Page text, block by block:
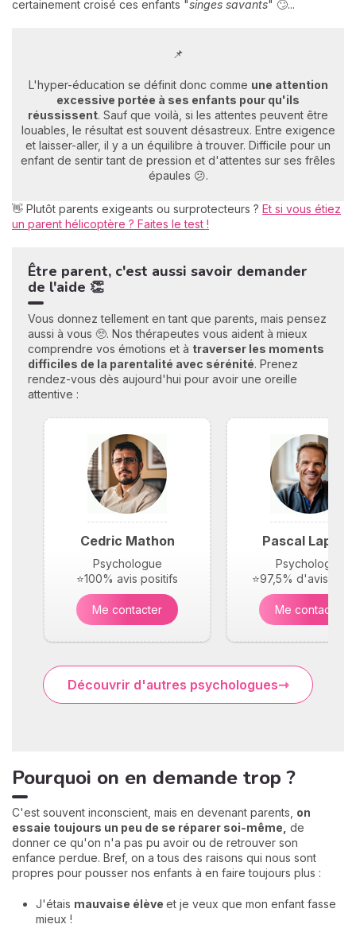
certainement croisé ces enfants "singes savants" 🙄...
📌
L'hyper-éducation se définit donc comme une attention
excessive portée à ses enfants pour qu'ils
réussissent. Sauf que voilà, si les attentes peuvent être
louables, le résultat est souvent désastreux. Entre exigence
et laisser-aller, il y a un équilibre à trouver. Difficile pour un
enfant de sentir tant de pression et d'attentes sur ses frêles
épaules 😕.
👋 Plutôt parents exigeants ou surprotecteurs ? Et si vous étiez
un parent hélicoptère ? Faites le test !
Être parent, c'est aussi savoir demander
de l'aide 👏
Vous donnez tellement en tant que parents, mais pensez
aussi à vous 🥺. Nos thérapeutes vous aident à mieux
comprendre vos émotions et à traverser les moments
difficiles de la parentalité avec sérénité. Prenez
rendez-vous dès aujourd'hui pour avoir une oreille
attentive :
Cedric Mathon
Psychologue
⭐100% avis positifs
Me contacter
Pascal
Psychologue
⭐97,5% d'avis
Me contacter
Découvrir d'autres psychologues
Pourquoi on en demande trop ?
C'est souvent inconscient, mais en devenant parents, on
essaie toujours un peu de se réparer soi-même, de
donner ce qu'on n'a pas pu avoir ou de retrouver son
enfance perdue. Bref, on a tous des raisons qui nous sont
propres pour pousser nos enfants à en faire toujours plus :
J'étais mauvaise élève et je veux que mon enfant fasse
mieux !